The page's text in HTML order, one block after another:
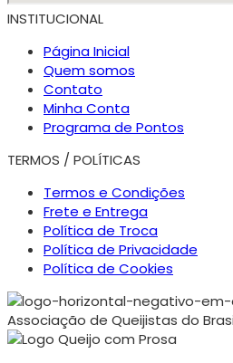
INSTITUCIONAL
Página Inicial
Quem somos
Contato
Minha Conta
Programa de Pontos
TERMOS / POLÍTICAS
Termos e Condições
Frete e Entrega
Política de Troca
Política de Privacidade
Política de Cookies
Associação de Queijistas do